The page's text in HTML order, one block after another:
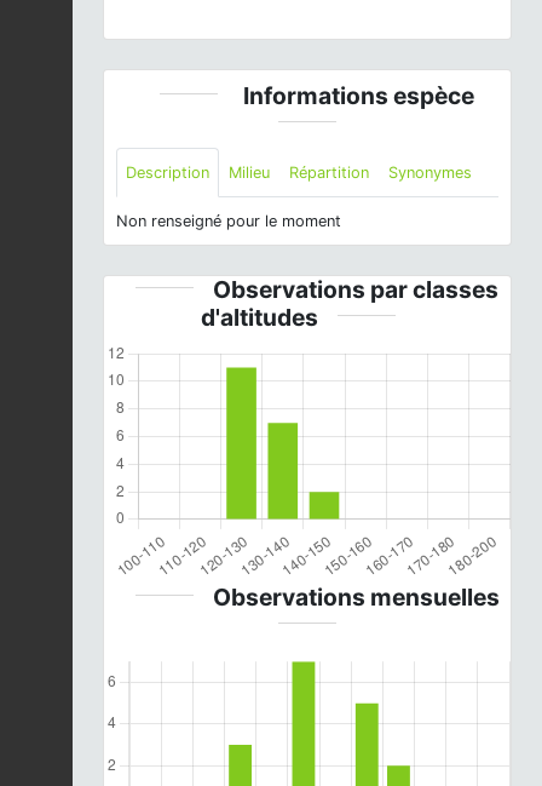
Informations espèce
Description Milieu Répartition Synonymes
Non renseigné pour le moment
Observations par classes
d'altitudes
Observations mensuelles